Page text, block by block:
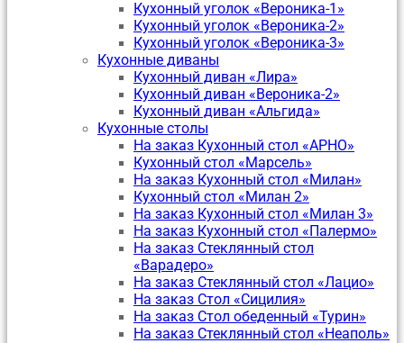
Кухонный уголок «Вероника-1»
Кухонный уголок «Вероника-2»
Кухонный уголок «Вероника-3»
Кухонные диваны
Кухонный диван «Лира»
Кухонный диван «Вероника-2»
Кухонный диван «Альгида»
Кухонные столы
На заказ Кухонный стол «АРНО»
Кухонный стол «Марсель»
На заказ Кухонный стол «Милан»
Кухонный стол «Милан 2»
На заказ Кухонный стол «Милан 3»
На заказ Кухонный стол «Палермо»
На заказ Стеклянный стол
«Варадеро»
На заказ Стеклянный стол «Лацио»
На заказ Стол «Сицилия»
На заказ Стол обеденный «Турин»
На заказ Стеклянный стол «Неаполь»